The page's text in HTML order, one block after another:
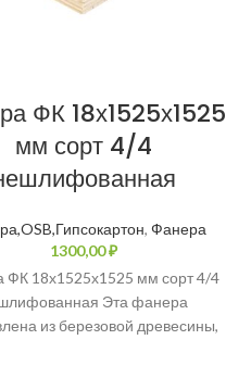
ФК 18х1525х1525
мм сорт 4/4
, Фанера
₽
ФК 18х1525х1525 мм сорт 4/4
Эта фанера
из березовой древесины,